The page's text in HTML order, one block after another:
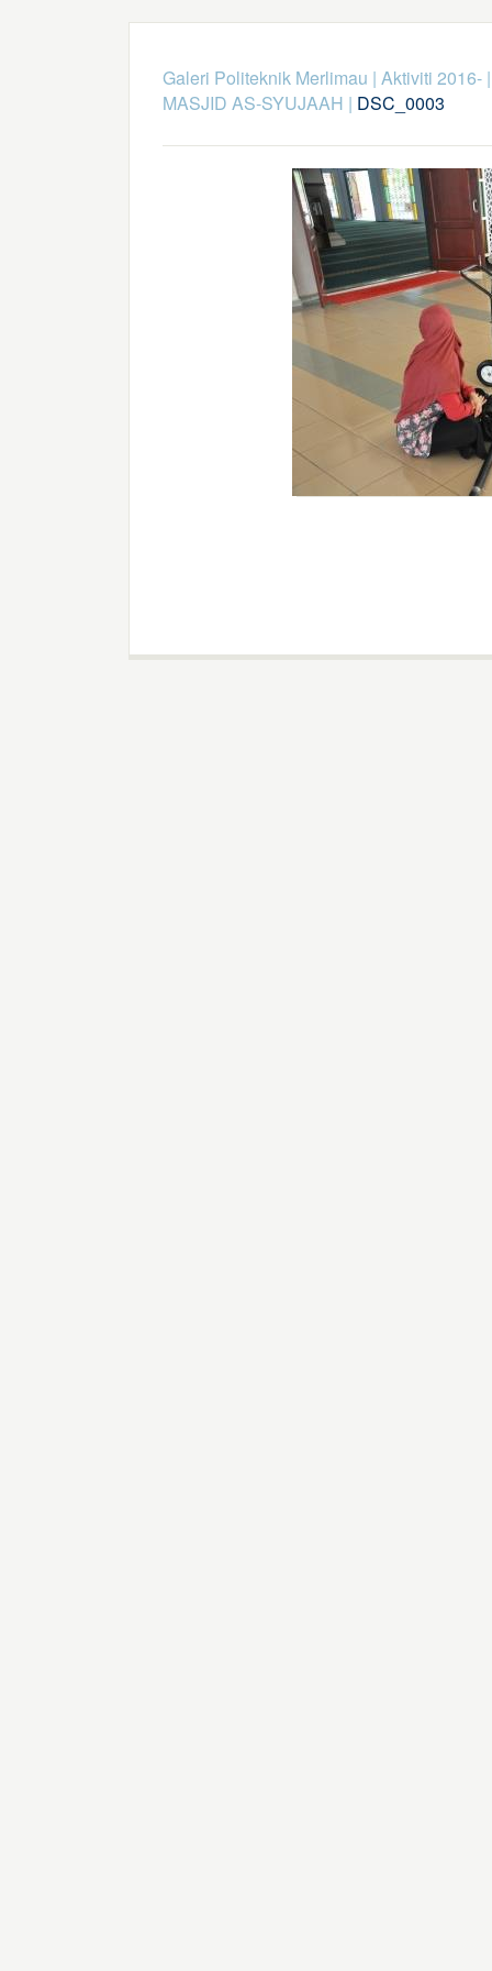
Galeri Politeknik Merlimau | Aktiviti 2016-
MASJID AS-SYUJAAH | DSC_0003